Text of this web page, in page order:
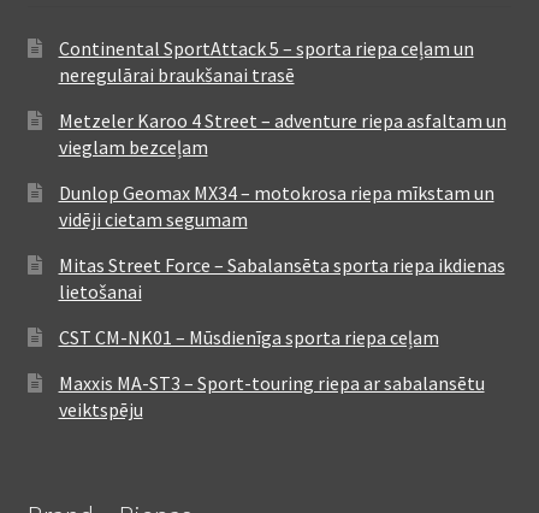
Continental SportAttack 5 – sporta riepa ceļam un
neregulārai braukšanai trasē
Metzeler Karoo 4 Street – adventure riepa asfaltam un
vieglam bezceļam
Dunlop Geomax MX34 – motokrosa riepa mīkstam un
vidēji cietam segumam
Mitas Street Force – Sabalansēta sporta riepa ikdienas
lietošanai
CST CM-NK01 – Mūsdienīga sporta riepa ceļam
Maxxis MA-ST3 – Sport-touring riepa ar sabalansētu
veiktspēju